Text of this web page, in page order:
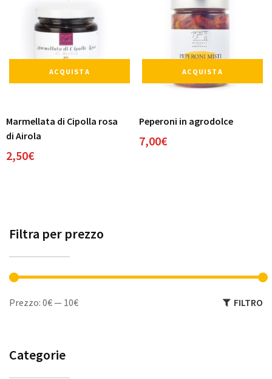
ACQUISTA
Marmellata di Cipolla rosa
di Airola
2,50€
ACQUISTA
Peperoni in agrodolce
7,00€
Filtra per prezzo
FILTRO
Prezzo: 0€— 10€
Categorie